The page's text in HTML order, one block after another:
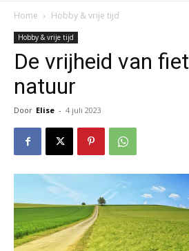
Home Hobby & vrije tijd
Hobby & vrije tijd
De vrijheid van
natuur
Door Elise - 4 juli 2023